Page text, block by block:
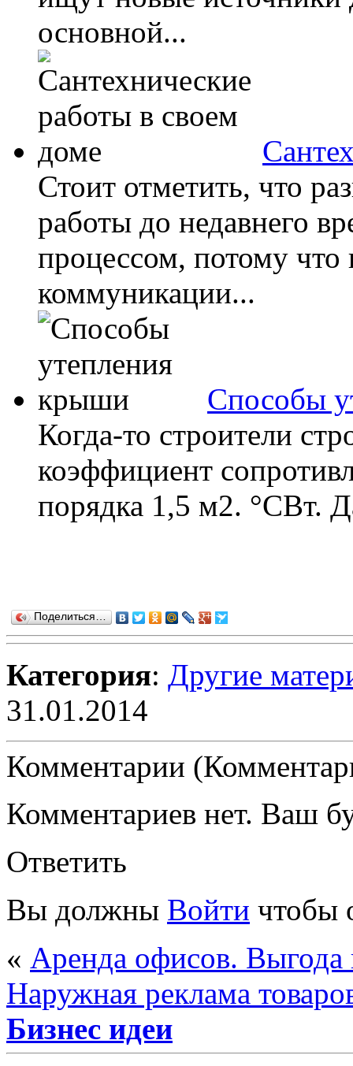
основной...
Стоит отметить, что
работы до недавнего
процессом, потому что
коммуникации...
Способы
Когда-то строители
коэффициент
порядка 1,5 м2. °СВт.
Поделиться…
Категория: Другие
31.01.2014
Комментарии
Комментариев нет. Ваш
Ответить
Вы должны Войти чтобы
« Аренда офисов. Выгода
Наружная реклама
Бизнес идеи